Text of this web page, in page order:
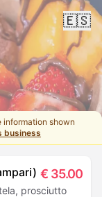
🇪🇸
information shown
business
€ 35.00
prosciutto